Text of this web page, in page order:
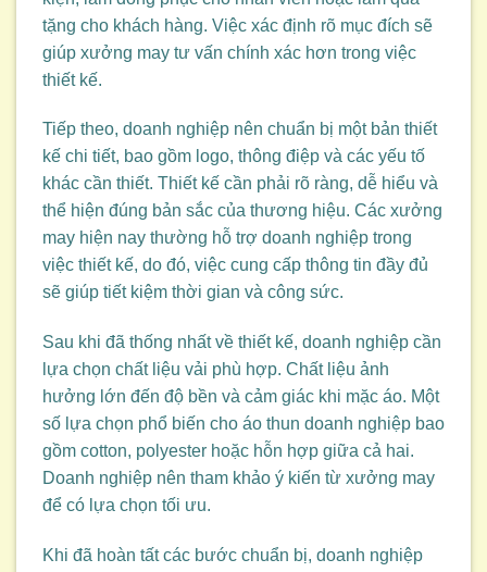
tặng cho khách hàng. Việc xác định rõ mục đích sẽ
giúp xưởng may tư vấn chính xác hơn trong việc
thiết kế.
Tiếp theo, doanh nghiệp nên chuẩn bị một bản thiết
kế chi tiết, bao gồm logo, thông điệp và các yếu tố
khác cần thiết. Thiết kế cần phải rõ ràng, dễ hiểu và
thể hiện đúng bản sắc của thương hiệu. Các xưởng
may hiện nay thường hỗ trợ doanh nghiệp trong
việc thiết kế, do đó, việc cung cấp thông tin đầy đủ
sẽ giúp tiết kiệm thời gian và công sức.
Sau khi đã thống nhất về thiết kế, doanh nghiệp cần
lựa chọn chất liệu vải phù hợp. Chất liệu ảnh
hưởng lớn đến độ bền và cảm giác khi mặc áo. Một
số lựa chọn phổ biến cho áo thun doanh nghiệp bao
gồm cotton, polyester hoặc hỗn hợp giữa cả hai.
Doanh nghiệp nên tham khảo ý kiến từ xưởng may
để có lựa chọn tối ưu.
Khi đã hoàn tất các bước chuẩn bị, doanh nghiệp